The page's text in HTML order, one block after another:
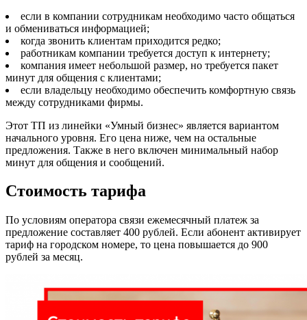
если в компании сотрудникам необходимо часто общаться
и обмениваться информацией;
когда звонить клиентам приходится редко;
работникам компании требуется доступ к интернету;
компания имеет небольшой размер, но требуется пакет
минут для общения с клиентами;
если владельцу необходимо обеспечить комфортную связь
между сотрудниками фирмы.
Этот ТП из линейки «Умный бизнес» является вариантом
начального уровня. Его цена ниже, чем на остальные
предложения. Также в него включен минимальный набор
минут для общения и сообщений.
Стоимость тарифа
По условиям оператора связи ежемесячный платеж за
предложение составляет 400 рублей. Если абонент активирует
тариф на городском номере, то цена повышается до 900
рублей за месяц.